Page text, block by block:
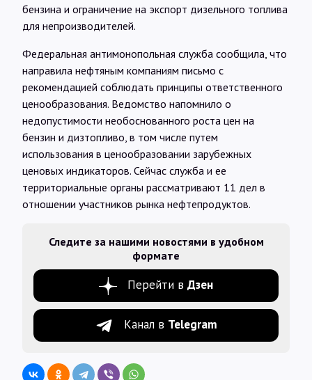
бензина и ограничение на экспорт дизельного топлива
для непроизводителей.
Федеральная антимонопольная служба сообщила, что
направила нефтяным компаниям письмо с
рекомендацией соблюдать принципы ответственного
ценообразования. Ведомство напомнило о
недопустимости необоснованного роста цен на
бензин и дизтопливо, в том числе путем
использования в ценообразовании зарубежных
ценовых индикаторов. Сейчас служба и ее
территориальные органы рассматривают 11 дел в
отношении участников рынка нефтепродуктов.
Следите за нашими новостями в удобном
формате
Перейти в Дзен
Канал в Telegram